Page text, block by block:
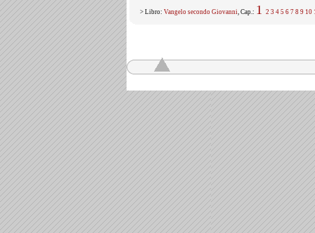
> Libro: Vangelo secondo Giovanni, Cap.: 1 2 3 4 5 6 7 8 9 10